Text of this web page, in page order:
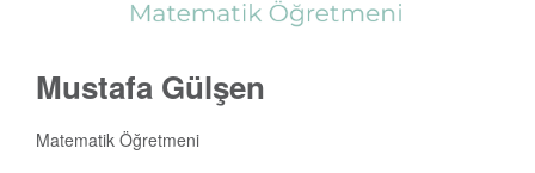
Mustafa Gülşen
Matematik Öğretmeni